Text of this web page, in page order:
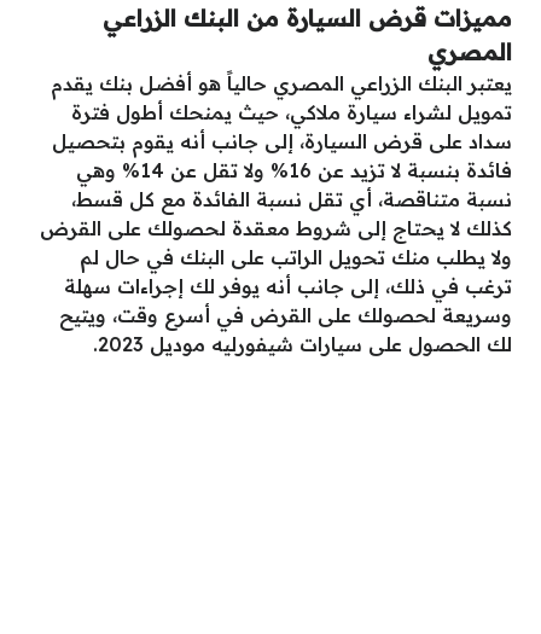
مميزات قرض السيارة من البنك الزراعي
المصري
يعتبر البنك الزراعي المصري حالياً هو أفضل بنك يقدم
تمويل لشراء سيارة ملاكي، حيث يمنحك أطول فترة
سداد على قرض السيارة، إلى جانب أنه يقوم بتحصيل
فائدة بنسبة لا تزيد عن 16% ولا تقل عن 14% وهي
نسبة متناقصة، أي تقل نسبة الفائدة مع كل قسط،
كذلك لا يحتاج إلى شروط معقدة لحصولك على القرض
ولا يطلب منك تحويل الراتب على البنك في حال لم
ترغب في ذلك، إلى جانب أنه يوفر لك إجراءات سهلة
وسريعة لحصولك على القرض في أسرع وقت، ويتيح
لك الحصول على سيارات شيفورليه موديل 2023.